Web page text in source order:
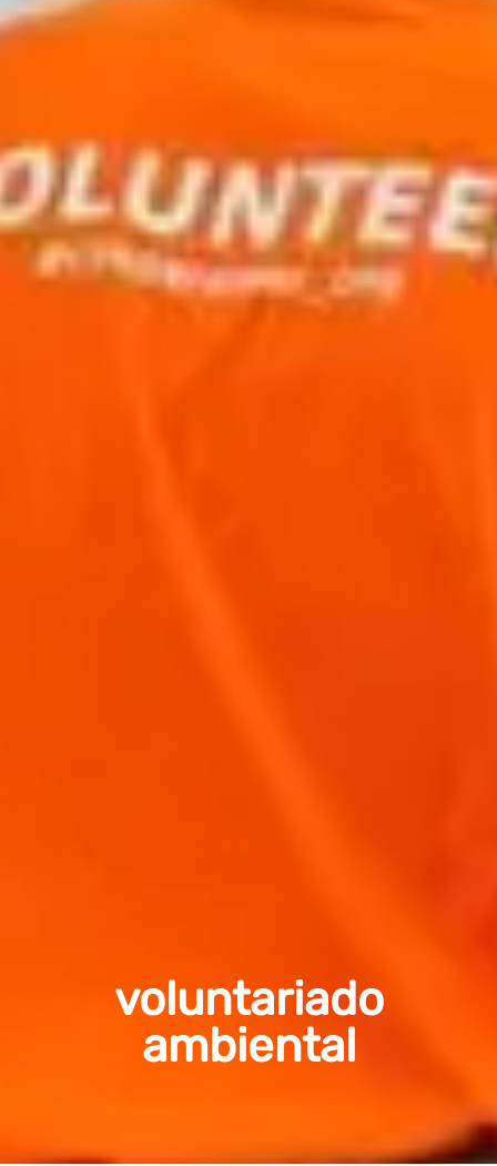
voluntariado
ambiental